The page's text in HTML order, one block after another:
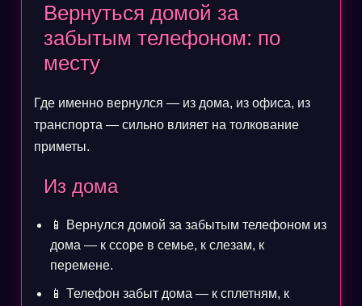
Вернуться домой за
забытым телефоном: по
месту
Где именно вернулся — из дома, из офиса, из
транспорта — сильно влияет на толкование
приметы.
Из дома
📱 Вернулся домой за забытым телефоном из
дома — к ссоре в семье, к слезам, к
перемене.
📱 Телефон забыт дома — к сплетням, к